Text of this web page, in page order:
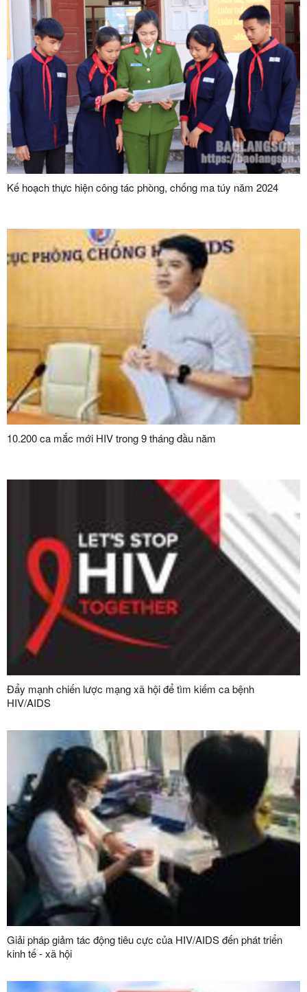
Kế hoạch thực hiện công tác phòng, chống ma túy năm 2024
10.200 ca mắc mới HIV trong 9 tháng đầu năm
Đẩy mạnh chiến lược mạng xã hội để tìm kiếm ca bệnh
HIV/AIDS
Giải pháp giảm tác động tiêu cực của HIV/AIDS đến phát triển
kinh tế - xã hội